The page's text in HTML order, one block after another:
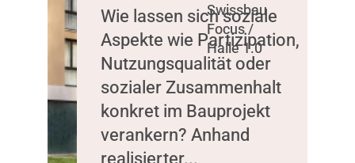
Wie lassen sich soziale
Aspekte wie Partizipation,
Nutzungsqualität oder
sozialer Zusammenhalt
konkret im Bauprojekt
verankern? Anhand
realisierter...
Swissbau
Focus /
Halle 1.0